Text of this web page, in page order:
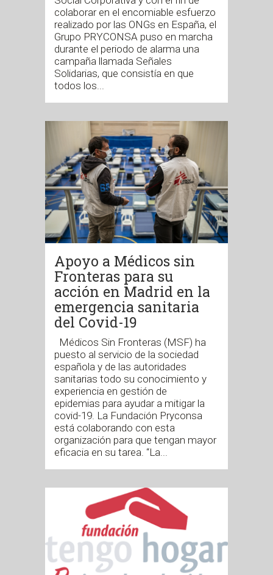
colaborar en el encomiable esfuerzo
realizado por las ONGs en España, el
Grupo PRYCONSA puso en marcha
durante el periodo de alarma una
campaña llamada Señales
Solidarias, que consistía en que
todos los...
Apoyo a Médicos sin
Fronteras para su
acción en Madrid en la
emergencia sanitaria
del Covid-19
Médicos Sin Fronteras (MSF) ha
puesto al servicio de la sociedad
española y de las autoridades
sanitarias todo su conocimiento y
experiencia en gestión de
epidemias para ayudar a mitigar la
covid-19. La Fundación Pryconsa
está colaborando con esta
organización para que tengan mayor
eficacia en su tarea. “La...